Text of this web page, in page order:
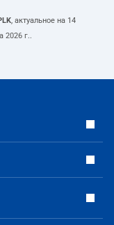
, актуальное на 14
2026 г..